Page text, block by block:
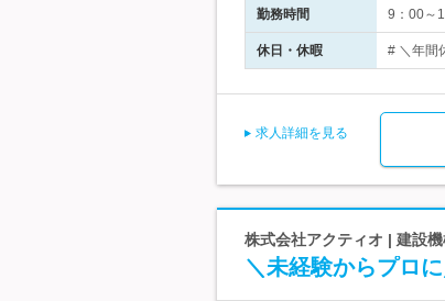
勤務時間 9：00～
休日・休暇 # ＼年間
求人詳細を見る
株式会社アクティオ | 建設
＼未経験からプロ